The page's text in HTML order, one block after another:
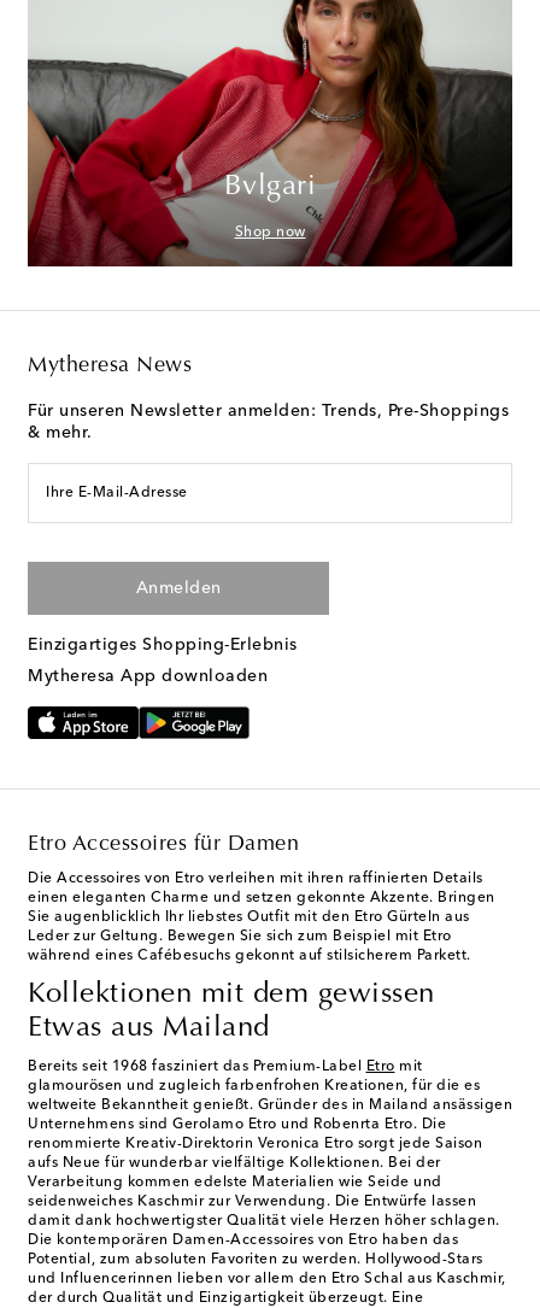
Bvlgari
Shop now
Mytheresa News
Für unseren Newsletter anmelden: Trends, Pre-Shoppings
& mehr.
Ihre E-Mail-Adresse
Anmelden
Einzigartiges Shopping-Erlebnis
Mytheresa App downloaden
Etro Accessoires für Damen
Die Accessoires von Etro verleihen mit ihren raffinierten Details
einen eleganten Charme und setzen gekonnte Akzente. Bringen
Sie augenblicklich Ihr liebstes Outfit mit den Etro Gürteln aus
Leder zur Geltung. Bewegen Sie sich zum Beispiel mit Etro
während eines Cafébesuchs gekonnt auf stilsicherem Parkett.
Kollektionen mit dem gewissen
Etwas aus Mailand
Bereits seit 1968 fasziniert das Premium-Label Etro mit
glamourösen und zugleich farbenfrohen Kreationen, für die es
weltweite Bekanntheit genießt. Gründer des in Mailand ansässigen
Unternehmens sind Gerolamo Etro und Robenrta Etro. Die
renommierte Kreativ-Direktorin Veronica Etro sorgt jede Saison
aufs Neue für wunderbar vielfältige Kollektionen. Bei der
Verarbeitung kommen edelste Materialien wie Seide und
seidenweiches Kaschmir zur Verwendung. Die Entwürfe lassen
damit dank hochwertigster Qualität viele Herzen höher schlagen.
Die kontemporären Damen-Accessoires von Etro haben das
Potential, zum absoluten Favoriten zu werden. Hollywood-Stars
und Influencerinnen lieben vor allem den Etro Schal aus Kaschmir,
der durch Qualität und Einzigartigkeit überzeugt. Eine